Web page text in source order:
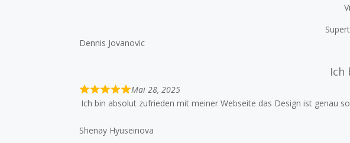
Dennis Jovanovic
Ich
Mai 28, 2025
Ich bin absolut zufrieden mit meiner Webseite das Design ist genau
Shenay Hyuseinova